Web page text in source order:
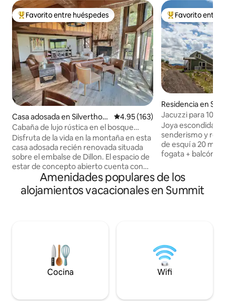
De los mejores en Favorito entre huéspedes
Favorito entre huéspedes
Casa adosada en Silverthorn
e
Calificación promedio: 4.95 de
4.95 (163)
Cabaña de lujo rústica en el bosque
nacional
Disfruta de la vida en la montaña en esta
casa adosada recién renovada situada
sobre el embalse de Dillon. El espacio de
estar de concepto abierto cuenta con
una chimenea de gas y vistas a las
montañas. La cocina incluye
electrodomésticos de acero inoxidable,
escondite accesible por escalera. Sal por
la puerta hacia kilómetros de senderos
para caminar y andar en bicicleta por el
Bosque Nacional. Mantén tu vehículo
De los mejores
Favorito entre
Residencia en
Jacuzzi para 10
vistas | A pasos
secadora
Joya escondida
senderismo y relajación ☞ 4
de esquí a 20
fogata + balcón
+ cocina
king + 1 futón + 3
Cerca del Raven
autos en el lugar
al aire libre
jacuzzi) ☞ Cerca
tiendas
Amenidades populares de los
alojamientos vacacionales en Summit
Cocina Wifi